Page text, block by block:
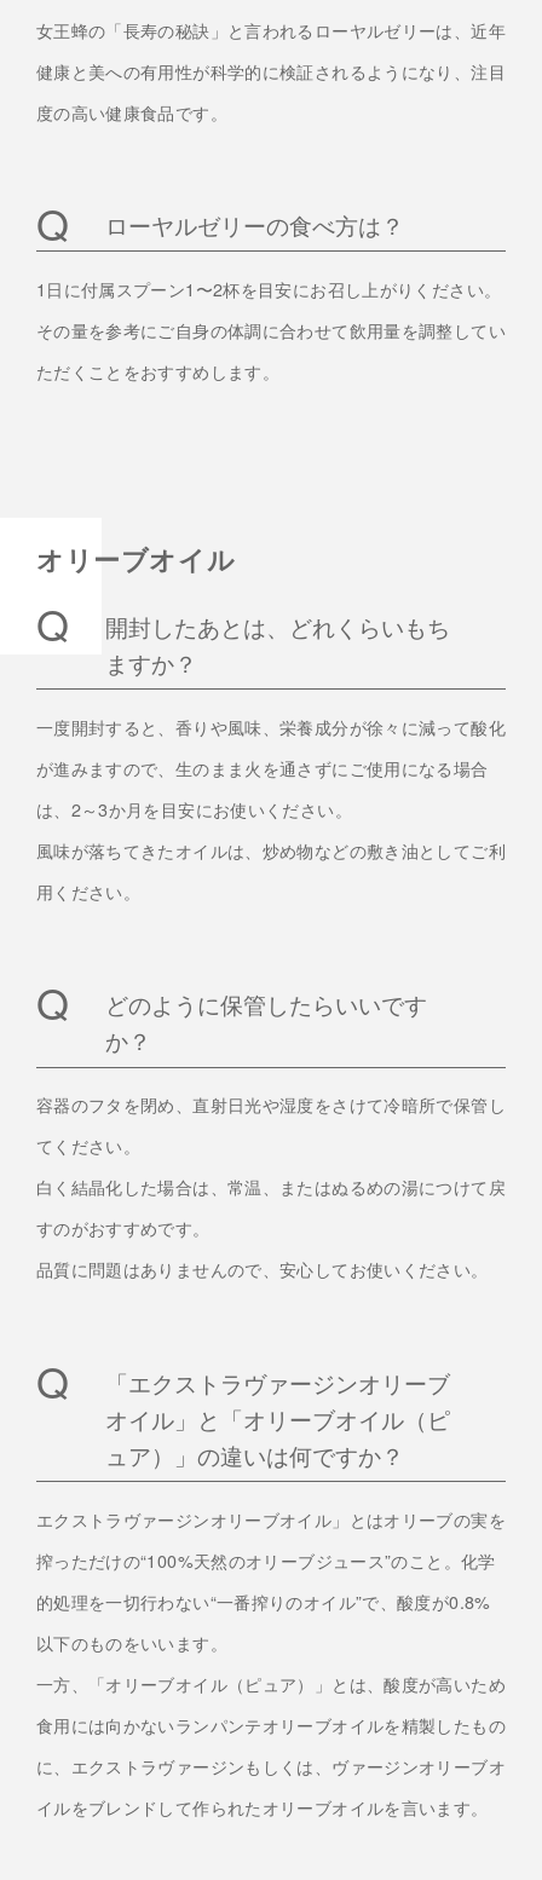
女王蜂の「長寿の秘訣」と言われるローヤルゼリーは、近年
健康と美への有用性が科学的に検証されるようになり、注目
度の高い健康食品です。
ローヤルゼリーの食べ方は？
1日に付属スプーン1〜2杯を目安にお召し上がりください。
その量を参考にご自身の体調に合わせて飲用量を調整してい
ただくことをおすすめします。
オリーブオイル
開封したあとは、どれくらいもち
ますか？
一度開封すると、香りや風味、栄養成分が徐々に減って酸化
が進みますので、生のまま火を通さずにご使用になる場合
は、2～3か月を目安にお使いください。
風味が落ちてきたオイルは、炒め物などの敷き油としてご利
用ください。
どのように保管したらいいです
か？
容器のフタを閉め、直射日光や湿度をさけて冷暗所で保管し
てください。
白く結晶化した場合は、常温、またはぬるめの湯につけて戻
すのがおすすめです。
品質に問題はありませんので、安心してお使いください。
「エクストラヴァージンオリーブ
オイル」と「オリーブオイル（ピ
ュア）」の違いは何ですか？
エクストラヴァージンオリーブオイル」とはオリーブの実を
搾っただけの“100%天然のオリーブジュース”のこと。化学
的処理を一切行わない“一番搾りのオイル”で、酸度が0.8%
以下のものをいいます。
一方、「オリーブオイル（ピュア）」とは、酸度が高いため
食用には向かないランパンテオリーブオイルを精製したもの
に、エクストラヴァージンもしくは、ヴァージンオリーブオ
イルをブレンドして作られたオリーブオイルを言います。